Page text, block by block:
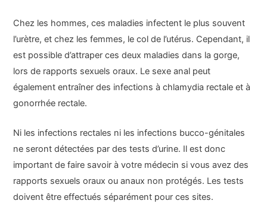
Chez les hommes, ces maladies infectent le plus souvent
l’urètre, et chez les femmes, le col de l’utérus. Cependant, il
est possible d’attraper ces deux maladies dans la gorge,
lors de rapports sexuels oraux. Le sexe anal peut
également entraîner des infections à chlamydia rectale et à
gonorrhée rectale.
Ni les infections rectales ni les infections bucco-génitales
ne seront détectées par des tests d’urine. Il est donc
important de faire savoir à votre médecin si vous avez des
rapports sexuels oraux ou anaux non protégés. Les tests
doivent être effectués séparément pour ces sites.